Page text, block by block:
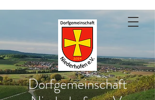
Dorfgemeinschaft